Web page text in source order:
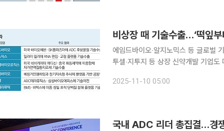
에임드바이오‧알지노믹스 등 글로벌
투셀‧지투지 등 상장 신약개발 기업도 마찬가지 비상장 단계에서 이미 글로벌
상장 후에도 임상 진전과 후속 계약으
2025-11-10 05:00
국내 ADC 리더 총집결…경